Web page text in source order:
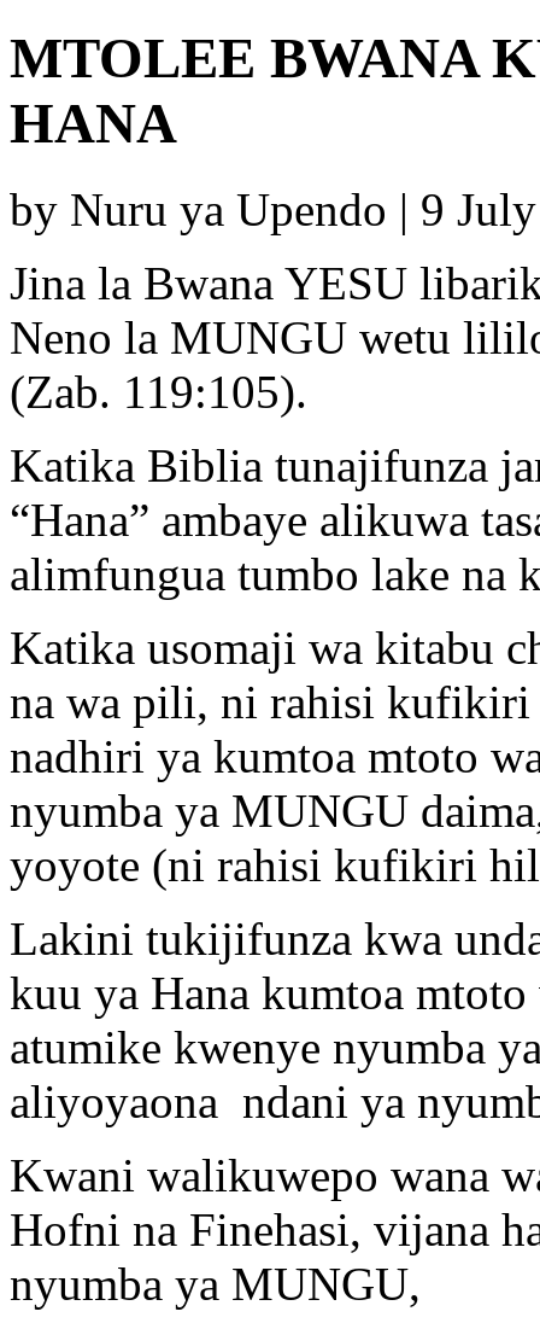
MTOLEE BWANA
HANA
by Nuru ya Upendo | 9
Jina la Bwana YESU
Neno la MUNGU wetu
(Zab. 119:105).
Katika Biblia tunajifunza
“Hana” ambaye alikuwa
alimfungua tumbo lake na
Katika usomaji wa kitabu
na wa pili, ni rahisi kufikiri
nadhiri ya kumtoa mtoto
nyumba ya MUNGU
yoyote (ni rahisi kufikiri
Lakini tukijifunza kwa
kuu ya Hana kumtoa
atumike kwenye nyumba
aliyoyaona ndani ya
Kwani walikuwepo wana
Hofni na Finehasi, vijana
nyumba ya MUNGU,